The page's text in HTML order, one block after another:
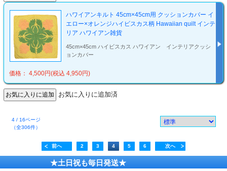
ハワイアンキルト 45cm×45cm用 クッションカバー イ
エロー×オレンジハイビスカス柄 Hawaiian quilt インテ
リア ハワイアン雑貨
45cm×45cm ハイビスカス ハワイアン インテリアクッシ
ョンカバー
価格： 4,500円(税込 4,950円)
お気に入りに追加済
4 / 16ページ
（全306件）
前へ 2 3 4 5 6 次へ
★土日祝も毎日発送★